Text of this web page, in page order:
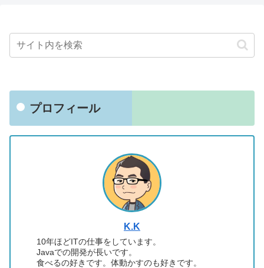
プロフィール
K.K
10年ほどITの仕事をしています。
Javaでの開発が長いです。
食べるの好きです。体動かすのも好きです。